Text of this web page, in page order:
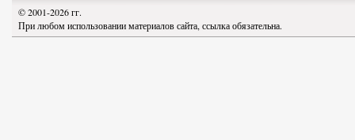
© 2001-2026 гг.
При любом использовании материалов сайта, ссылка обязательна.